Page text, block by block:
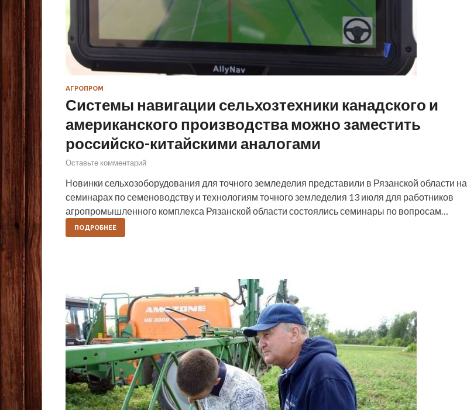
АГРОПРОМ
Системы навигации сельхозтехники канадского и
американского производства можно заместить
российско-китайскими аналогами
Оставьте комментарий
Новинки сельхозоборудования для точного земледелия представили в Рязанской области на
семинарах по семеноводству и технологиям точного земледелия 13 июля для работников
агропромышленного комплекса Рязанской области состоялись семинары по вопросам…
ПОДРОБНЕЕ